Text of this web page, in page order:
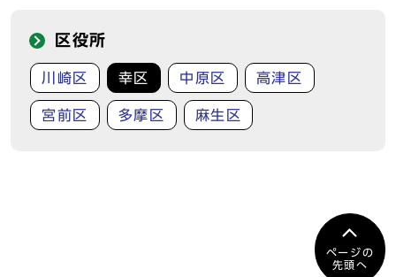
区役所
川崎区 幸区 中原区 高津区
宮前区 多摩区 麻生区
ページの
先頭へ